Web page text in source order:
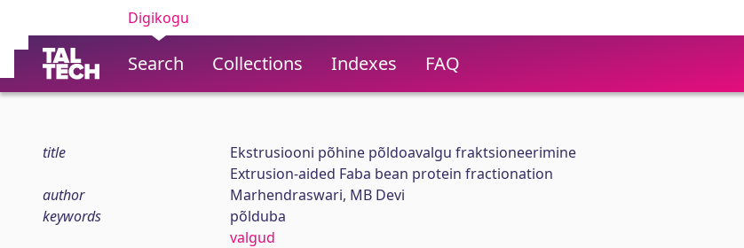
Digikogu
Search Collections Indexes FAQ
title
Ekstrusiooni põhine põldoavalgu fraktsioneerimine
Extrusion-aided Faba bean protein fractionation
author
Marhendraswari, MB Devi
keywords
põlduba
valgud